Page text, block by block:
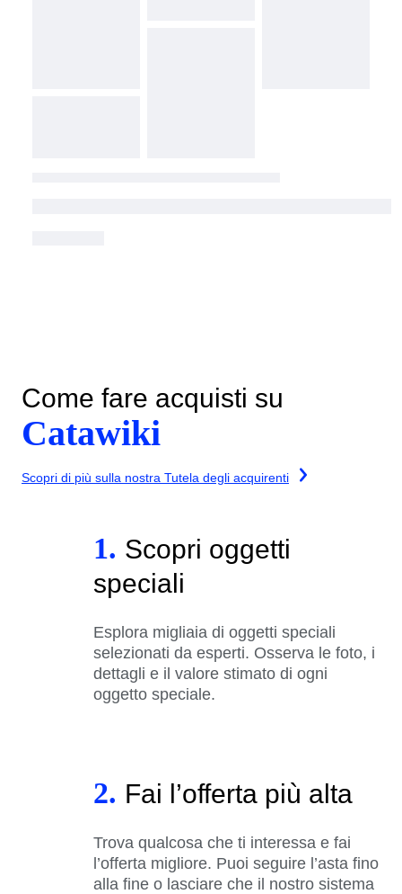
Come fare acquisti su
Catawiki
Scopri di più sulla nostra Tutela degli acquirenti
1. Scopri oggetti
speciali
Esplora migliaia di oggetti speciali
selezionati da esperti. Osserva le foto, i
dettagli e il valore stimato di ogni
oggetto speciale.
2. Fai l’offerta più alta
Trova qualcosa che ti interessa e fai
l’offerta migliore. Puoi seguire l’asta fino
alla fine o lasciare che il nostro sistema